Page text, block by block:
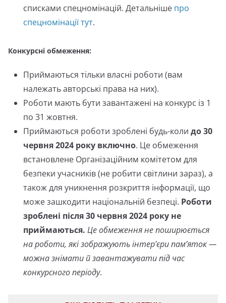
списками спецномінацій. Детальніше про
спецномінації тут.
Конкурсні обмеження:
Приймаються тільки власні роботи (вам
належать авторські права на них).
Роботи мають бути завантажені на конкурс із 1
по 31 жовтня.
Приймаються роботи зроблені будь-коли до 30
червня 2024 року включно. Це обмеження
встановлене Організаційним комітетом для
безпеки учасників (не робити світлини зараз), а
також для уникнення розкриття інформації, що
може зашкодити національній безпеці. Роботи
зроблені після 30 червня 2024 року не
приймаються. Це обмеження не поширюється
на роботи, які зображують інтер’єри пам’яток —
можна знімати й завантажувати під час
конкурсного періоду.